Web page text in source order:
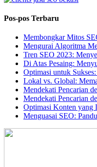
Pos-pos Terbaru
Membongkar Mitos
Mengurai Algoritma
Tren SEO 2023:
Di Atas Pesaing:
Optimasi untuk
Lokal vs. Global:
Mendekati Pencarian
Mendekati Pencarian
Optimasi Konten yang
Menguasai SEO: